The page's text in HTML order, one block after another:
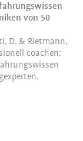
von 50
D. & Rietmann,
coachen: